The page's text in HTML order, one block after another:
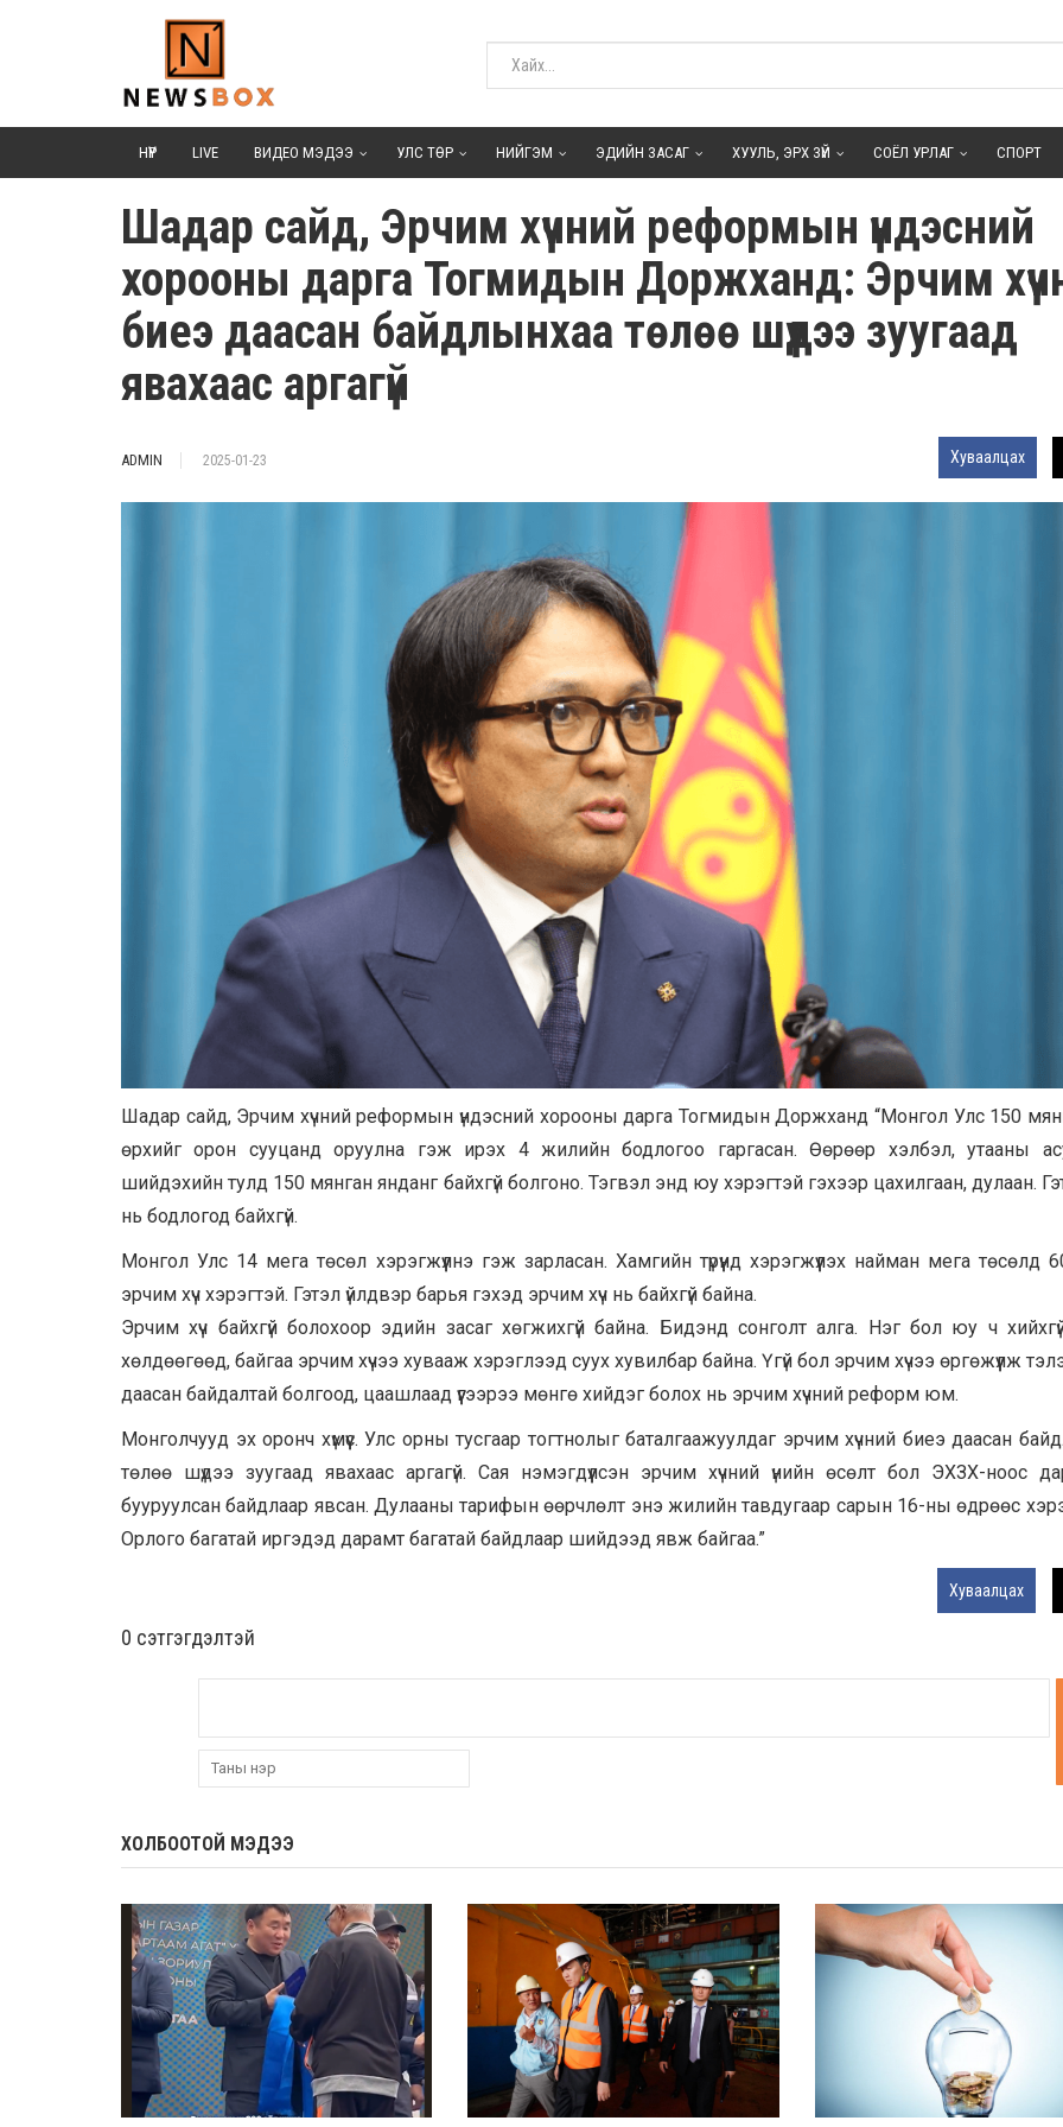
НҮҮР LIVE ВИДЕО МЭДЭЭ УЛС ТӨР НИЙГЭМ ЭДИЙН ЗАСАГ ХУУЛЬ, ЭРХ ЗҮЙ СОЁЛ УРЛАГ СПОРТ
Шадар сайд, Эрчим хүчний реформын үндэсний
хорооны дарга Тогмидын Доржханд: Эрчим
биеэ даасан байдлынхаа төлөө шүдээ зуугаад
явахаас аргагүй
ADMIN 2025-01-23 Хуваалцах
Шадар сайд, Эрчим хүчний реформын үндэсний хорооны дарга Тогмидын Доржханд “Монгол Улс 150
өрхийг орон сууцанд оруулна гэж ирэх 4 жилийн бодлогоо гаргасан. Өөрөөр хэлбэл, утааны
шийдэхийн тулд 150 мянган янданг байхгүй болгоно. Тэгвэл энд юу хэрэгтэй гэхээр цахилгаан, дулаан.
нь бодлогод байхгүй.
Монгол Улс 14 мега төсөл хэрэгжүүлнэ гэж зарласан. Хамгийн түрүүнд хэрэгжүүлэх найман мега төсөлд
эрчим хүч хэрэгтэй. Гэтэл үйлдвэр барья гэхэд эрчим хүч нь байхгүй байна.
Эрчим хүч байхгүй болохоор эдийн засаг хөгжихгүй байна. Бидэнд сонголт алга. Нэг бол юу ч
хөлдөөгөөд, байгаа эрчим хүчээ хувааж хэрэглээд суух хувилбар байна. Үгүй бол эрчим хүчээ өргөжүүлж
даасан байдалтай болгоод, цаашлаад үүгээрээ мөнгө хийдэг болох нь эрчим хүчний реформ юм.
Монголчууд эх оронч хүмүүс. Улс орны тусгаар тогтнолыг баталгаажуулдаг эрчим хүчний биеэ даасан
төлөө шүдээ зуугаад явахаас аргагүй. Сая нэмэгдүүлсэн эрчим хүчний үнийн өсөлт бол ЭХЗХ-ноос
бууруулсан байдлаар явсан. Дулааны тарифын өөрчлөлт энэ жилийн тавдугаар сарын 16-ны өдрөөс
Орлого багатай иргэдэд дарамт багатай байдлаар шийдээд явж байгаа.”
Хуваалцах
0 cэтгэгдэлтэй
ХОЛБООТОЙ МЭДЭЭ